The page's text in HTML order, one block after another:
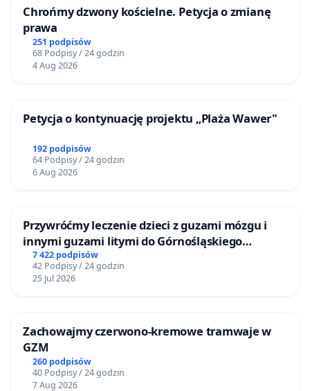
Chrońmy dzwony kościelne. Petycja o zmianę
prawa
251 podpisów
68 Podpisy / 24 godzin
4 Aug 2026
Petycja o kontynuację projektu „Plaża Wawer"
192 podpisów
64 Podpisy / 24 godzin
6 Aug 2026
Przywróćmy leczenie dzieci z guzami mózgu i
innymi guzami litymi do Górnośląskiego
Centrum Zdrowia Dziecka w Katowicach
7 422 podpisów
42 Podpisy / 24 godzin
25 Jul 2026
Zachowajmy czerwono-kremowe tramwaje w
GZM
260 podpisów
40 Podpisy / 24 godzin
7 Aug 2026